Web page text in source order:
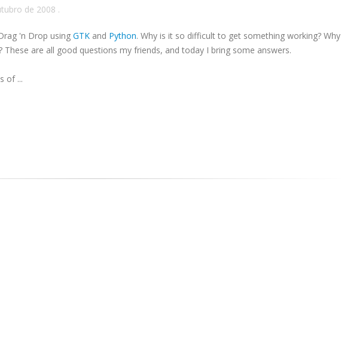
de 2008 .
'n Drop using GTK and Python. Why is it so difficult to get something working? Why
are all good questions my friends, and today I bring some answers.
of ...